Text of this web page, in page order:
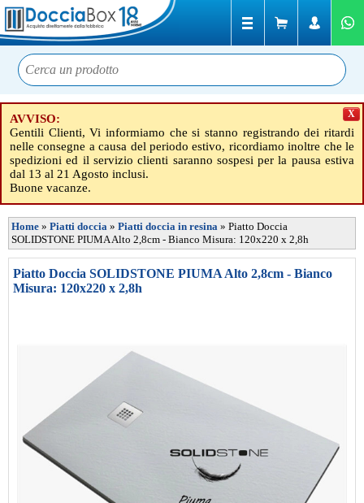
AVVISO:
Gentili Clienti, Vi informiamo che si stanno registrando dei ritardi
nelle consegne a causa del periodo estivo, ricordiamo inoltre che le
spedizioni ed il servizio clienti saranno sospesi per la pausa estiva
dal 13 al 21 Agosto inclusi.
Buone vacanze.
X
Home » Piatti doccia » Piatti doccia in resina » Piatto Doccia
SOLIDSTONE PIUMA Alto 2,8cm - Bianco Misura: 120x220 x 2,8h
Piatto Doccia SOLIDSTONE PIUMA Alto 2,8cm - Bianco
Misura: 120x220 x 2,8h